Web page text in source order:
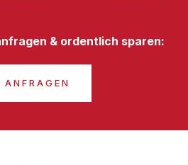
& ordentlich sparen: